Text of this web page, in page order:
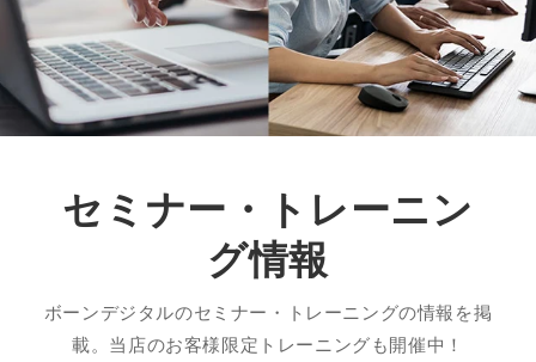
セミナー・トレーニン
グ情報
ボーンデジタルのセミナー・トレーニングの情報を掲
載。当店のお客様限定トレーニングも開催中！